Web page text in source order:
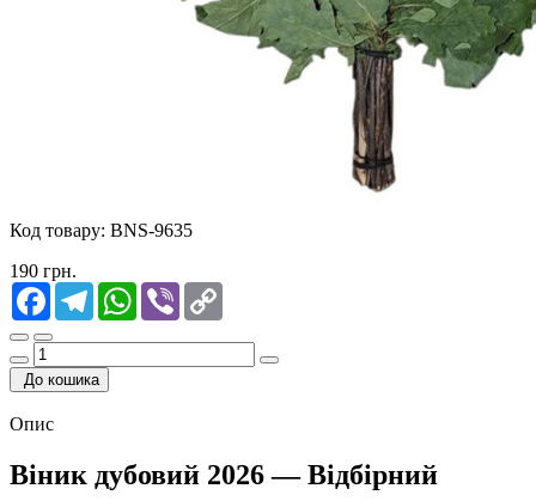
Код товару: BNS-9635
190 грн.
FacebookTelegramWhatsApp
Viber
До кошика
Опис
Віник дубовий 2026 — Відбірний